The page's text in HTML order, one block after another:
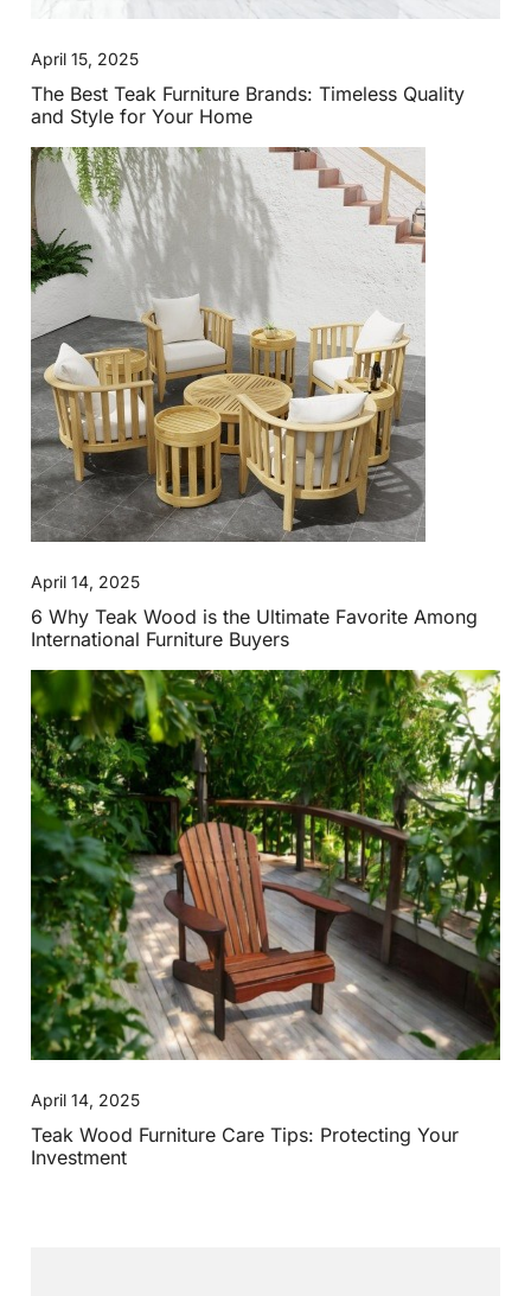
April 15, 2025
The Best Teak Furniture Brands: Timeless Quality
and Style for Your Home
April 14, 2025
6 Why Teak Wood is the Ultimate Favorite Among
International Furniture Buyers
April 14, 2025
Teak Wood Furniture Care Tips: Protecting Your
Investment